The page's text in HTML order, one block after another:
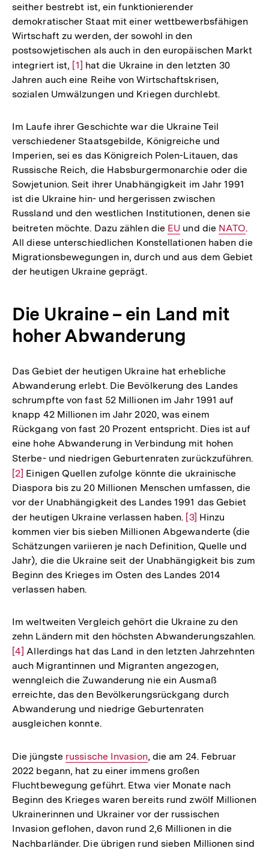
seither bestrebt ist, ein funktionierender
demokratischer Staat mit einer wettbewerbsfähigen
Wirtschaft zu werden, der sowohl in den
postsowjetischen als auch in den europäischen Markt
integriert ist, Zur
Auflösung
der
[1] hat die Ukraine in den letzten 30
Jahren auch eine Reihe von Wirtschaftskrisen,
sozialen Umwälzungen und Kriegen durchlebt.
Im Laufe ihrer Geschichte war die Ukraine Teil
verschiedener Staatsgebilde, Königreiche und
Imperien, sei es das Königreich Polen-Litauen, das
Russische Reich, die Habsburgermonarchie oder die
Sowjetunion. Seit ihrer Unabhängigkeit im Jahr 1991
ist die Ukraine hin- und hergerissen zwischen
Russland und den westlichen Institutionen, denen sie
beitreten möchte. Dazu zählen die Interner
Link:
EU und die Interner
Link:
NATO.
All diese unterschiedlichen Konstellationen haben die
Migrationsbewegungen in, durch und aus dem Gebiet
der heutigen Ukraine geprägt.
Die Ukraine – ein Land mit
hoher Abwanderung
Das Gebiet der heutigen Ukraine hat erhebliche
Abwanderung erlebt. Die Bevölkerung des Landes
schrumpfte von fast 52 Millionen im Jahr 1991 auf
knapp 42 Millionen im Jahr 2020, was einem
Rückgang von fast 20 Prozent entspricht. Dies ist auf
eine hohe Abwanderung in Verbindung mit hohen
Sterbe- und niedrigen Geburtenraten zurückzuführen.
[2] Einigen Quellen zufolge könnte die ukrainische
Diaspora bis zu 20 Millionen Menschen umfassen, die
vor der Unabhängigkeit des Landes 1991 das Gebiet
der heutigen Ukraine verlassen haben. Zur
Auflösung
der
Fußnote
[3] Hinzu
kommen vier bis sieben Millionen Abgewanderte (die
Schätzungen variieren je nach Definition, Quelle und
Jahr), die die Ukraine seit der Unabhängigkeit bis zum
Beginn des Krieges im Osten des Landes 2014
verlassen haben.
Im weltweiten Vergleich gehört die Ukraine zu den
zehn Ländern mit den höchsten Abwanderungszahlen.
Zur
Auflösung
der
Fußnote
[4] Allerdings hat das Land in den letzten Jahrzehnten
auch Migrantinnen und Migranten angezogen,
wenngleich die Zuwanderung nie ein Ausmaß
erreichte, das den Bevölkerungsrückgang durch
Abwanderung und niedrige Geburtenraten
ausgleichen konnte.
Die jüngste Interner
Link:
russische Invasion, die am 24. Februar
2022 begann, hat zu einer immens großen
Fluchtbewegung geführt. Etwa vier Monate nach
Beginn des Krieges waren bereits rund zwölf Millionen
Ukrainerinnen und Ukrainer vor der russischen
Invasion geflohen, davon rund 2,6 Millionen in die
Nachbarländer. Die übrigen rund sieben Millionen sind